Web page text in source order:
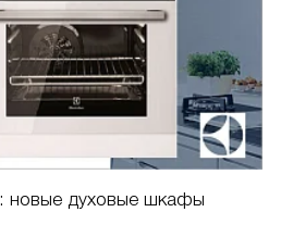
новые духовые шкафы